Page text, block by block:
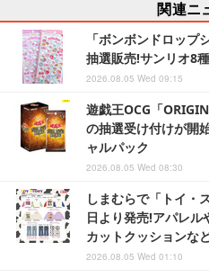
関連ニ
「ボンボンドロップ
抽選販売!サンリオ8
2026.08.05 Wed 09:15
遊戯王OCG「
の抽選受け付けが開
ャルパック
2026.08.05 Wed 08:30
しまむらで「トイ・
日より発売!アパレル
カットクッションな
2026.08.05 Wed 01:10